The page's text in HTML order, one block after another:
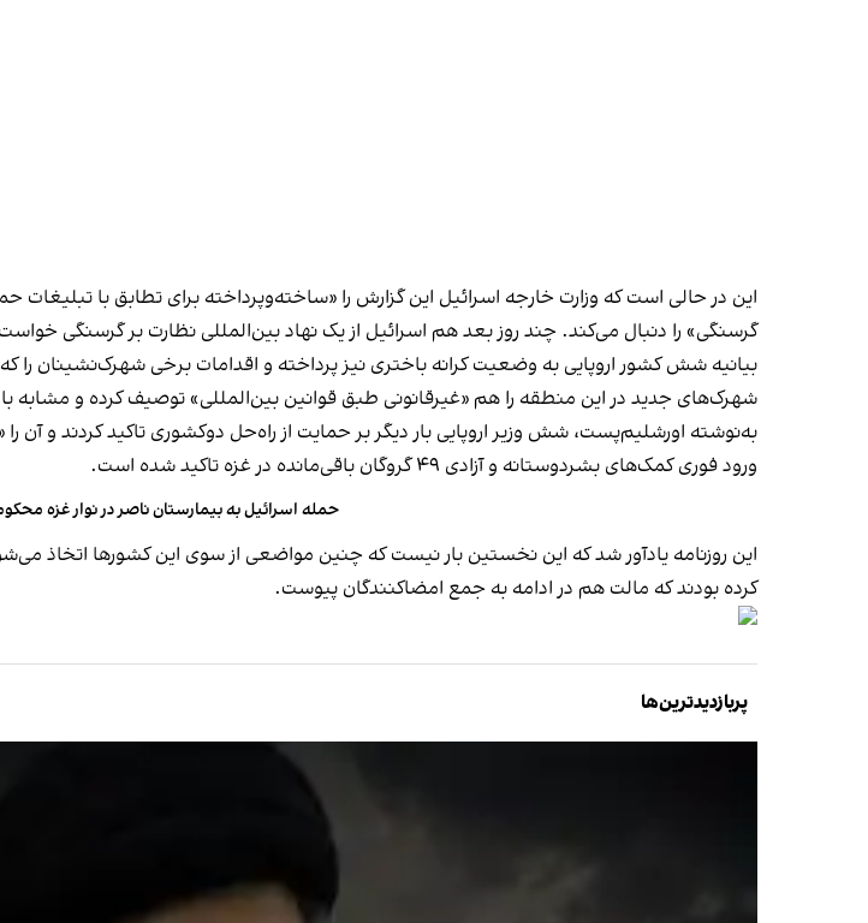
این در حالی است که وزارت خارجه اسرائیل این گزارش را «ساخته‌وپرداخته برای تطابق با
گرسنگی» را دنبال می‌کند. چند روز بعد هم اسرائیل از یک نهاد بین‌المللی نظارت بر گرسنگی
بیانیه شش کشور اروپایی به وضعیت کرانه باختری نیز پرداخته و اقدامات برخی شهرک‌نشینان
شهرک‌های جدید در این منطقه را هم «غیرقانونی طبق قوانین بین‌المللی» توصیف کرده و مشابه
به‌نوشته اورشلیم‌پست، شش وزیر اروپایی بار دیگر بر حمایت از راه‌حل دوکشوری تاکید کردند و آن
ورود فوری کمک‌های بشردوستانه و آزادی ۴۹ گروگان باقی‌مانده در غزه تاکید شده است.
حمله اسرائیل به بیمارستان ناصر در نوار غزه
این روزنامه یادآور شد که این نخستین بار نیست که چنین مواضعی از سوی این کشورها اتخاذ
کرده بودند که مالت هم در ادامه به جمع امضاکنندگان پیوست.
پربازدیدترین‌ها